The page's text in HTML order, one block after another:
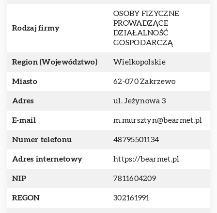
Rodzaj firmy
OSOBY FIZYCZNE
PROWADZĄCE
DZIAŁALNOŚĆ
GOSPODARCZĄ
Region (Województwo) Wielkopolskie
Miasto 62-070 Zakrzewo
Adres ul. Jeżynowa 3
E-mail m.mursztyn@bearmet.pl
Numer telefonu 48795501134
Adres internetowy https://bearmet.pl
NIP 7811604209
REGON 302161991